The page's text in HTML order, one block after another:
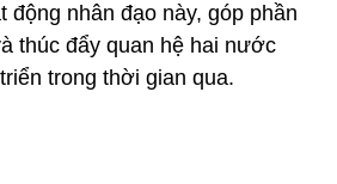
động nhân đạo này, góp phần
thúc đẩy quan hệ hai nước
trong thời gian qua.